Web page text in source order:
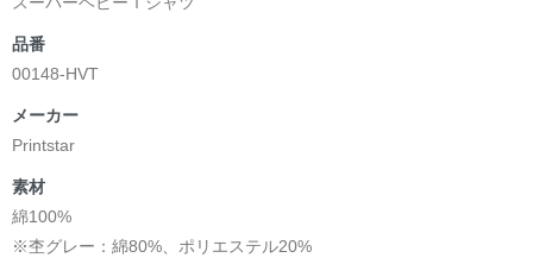
品番
00148-HVT
メーカー
Printstar
素材
綿100%
※杢グレー：綿80%、ポリエステル20%